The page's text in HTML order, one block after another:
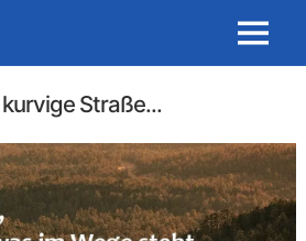
Menu
kurvige Straße...